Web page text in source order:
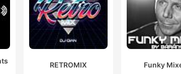
RETROMIX Funky